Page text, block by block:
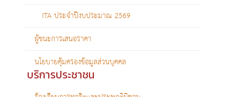
ITA ประจำปีงบประมาณ 2569
ผู้ชนะการเสนอราคา
นโยบายคุ้มครองข้อมูลส่วนบุคคล
บริการประชาชน